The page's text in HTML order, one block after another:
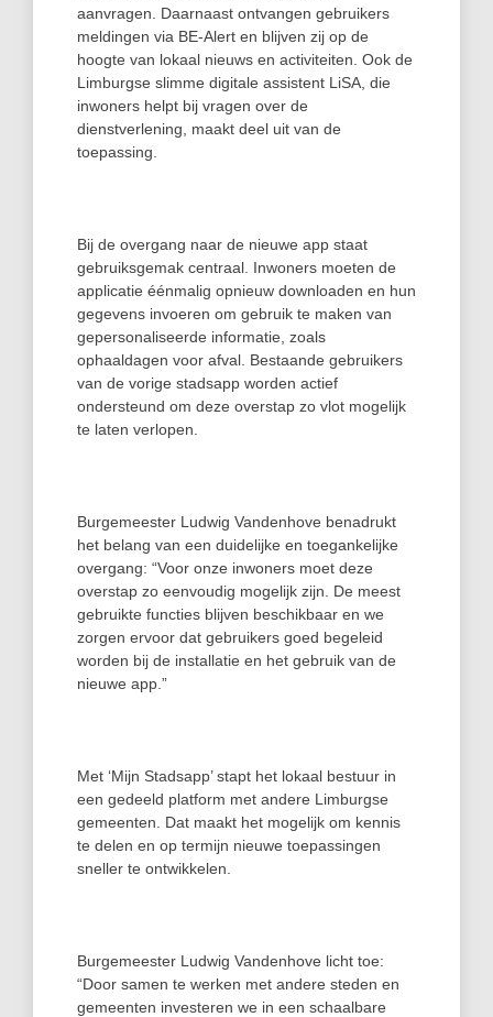
aanvragen. Daarnaast ontvangen gebruikers
meldingen via BE-Alert en blijven zij op de
hoogte van lokaal nieuws en activiteiten. Ook de
Limburgse slimme digitale assistent LiSA, die
inwoners helpt bij vragen over de
dienstverlening, maakt deel uit van de
toepassing.
Bij de overgang naar de nieuwe app staat
gebruiksgemak centraal. Inwoners moeten de
applicatie éénmalig opnieuw downloaden en hun
gegevens invoeren om gebruik te maken van
gepersonaliseerde informatie, zoals
ophaaldagen voor afval. Bestaande gebruikers
van de vorige stadsapp worden actief
ondersteund om deze overstap zo vlot mogelijk
te laten verlopen.
Burgemeester Ludwig Vandenhove benadrukt
het belang van een duidelijke en toegankelijke
overgang: “Voor onze inwoners moet deze
overstap zo eenvoudig mogelijk zijn. De meest
gebruikte functies blijven beschikbaar en we
zorgen ervoor dat gebruikers goed begeleid
worden bij de installatie en het gebruik van de
nieuwe app.”
Met ‘Mijn Stadsapp’ stapt het lokaal bestuur in
een gedeeld platform met andere Limburgse
gemeenten. Dat maakt het mogelijk om kennis
te delen en op termijn nieuwe toepassingen
sneller te ontwikkelen.
Burgemeester Ludwig Vandenhove licht toe:
“Door samen te werken met andere steden en
gemeenten investeren we in een schaalbare